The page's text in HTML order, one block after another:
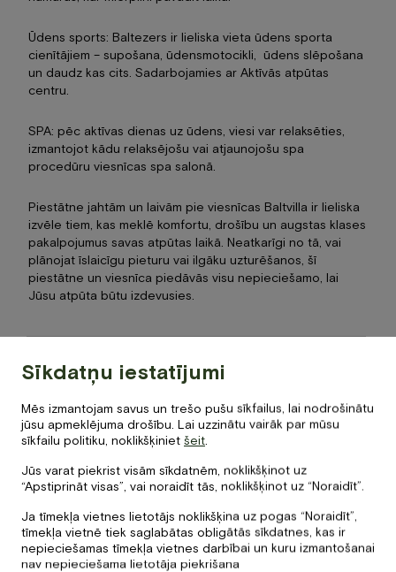
Ūdens sports: Baltezers ir lieliska vieta ūdens sporta
cienītājiem – supošana, ūdensmotocikli, ūdens slēpošana
un daudz kas cits. Sadarbojamies ar Aktīvās atpūtas
centru.
SPA: pēc aktīvas dienas uz ūdens, viesi var relaksēties,
izmantojot kādu relaksējošu vai atjaunojošu spa
procedūru viesnīcas spa salonā.
Piestātne jahtām un laivām pie viesnīcas Baltvilla ir lieliska
izvēle tiem, kas meklē komfortu, drošību un augstas klases
pakalpojumus savas atpūtas laikā. Neatkarīgi no tā, vai
plānojat īslaicīgu pieturu vai ilgāku uzturēšanos, šī
piestātne un viesnīca piedāvās visu nepieciešamo, lai
Jūsu atpūta būtu izdevusies.
Nākamais
branču Baltvillā!
Sīkdatņu iestatījumi
Mēs izmantojam savus un trešo pušu sīkfailus, lai nodrošinātu
jūsu apmeklējuma drošību. Lai uzzinātu vairāk par mūsu
sīkfailu politiku, noklikšķiniet šeit
Jūs varat piekrist visām sīkdatnēm, noklikšķinot uz
“Apstiprināt visas”, vai noraidīt tās, noklikšķinot uz “Noraidīt”.
Ja tīmekļa vietnes lietotājs noklikšķina uz pogas “Noraidīt”,
tīmekļa vietnē tiek saglabātas obligātās sīkdatnes, kas ir
nepieciešamas tīmekļa vietnes darbībai un kuru izmantošanai
nav nepieciešama lietotāja piekrišana